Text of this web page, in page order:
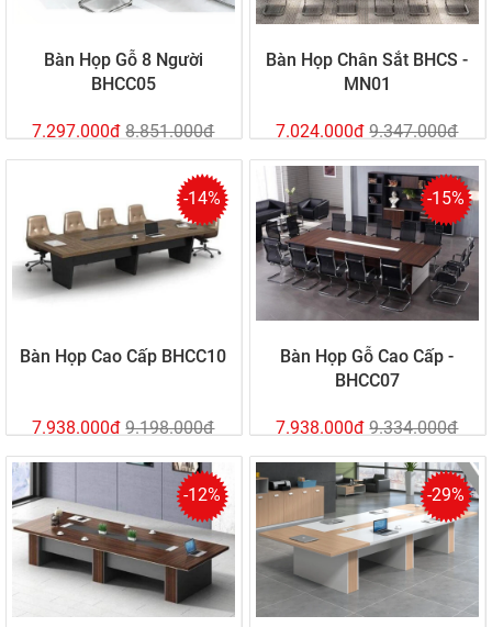
Bàn Họp Gỗ 8 Người
BHCC05
7.297.000đ 8.851.000đ
Bàn Họp Chân Sắt BHCS -
MN01
7.024.000đ 9.347.000đ
-14%
Bàn Họp Cao Cấp BHCC10
7.938.000đ 9.198.000đ
-15%
Bàn Họp Gỗ Cao Cấp -
BHCC07
7.938.000đ 9.334.000đ
-12% -29%